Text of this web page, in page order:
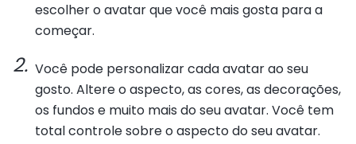
escolher o avatar que você mais gosta para a
começar.
Você pode personalizar cada avatar ao seu
gosto. Altere o aspecto, as cores, as decorações,
os fundos e muito mais do seu avatar. Você tem
total controle sobre o aspecto do seu avatar.